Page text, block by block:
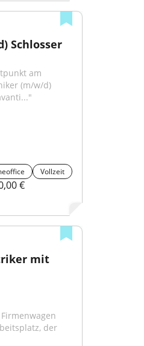
Schlosser
am
(m/w/d)
Vollzeit
€
mit
der